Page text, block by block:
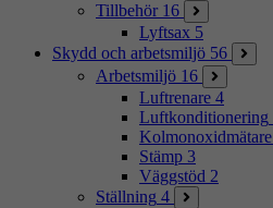
Tillbehör 16
Lyftsax 5
Skydd och arbetsmiljö 56
Arbetsmiljö 16
Luftrenare 4
Luftkonditionering
Kolmonoxidmätare
Stämp 3
Väggstöd 2
Ställning 4